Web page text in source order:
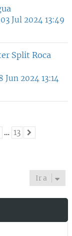
03 Jul 2024 13:49
Split Roca
Jun 2024 13:14
… 13
Siguiente
Ir a